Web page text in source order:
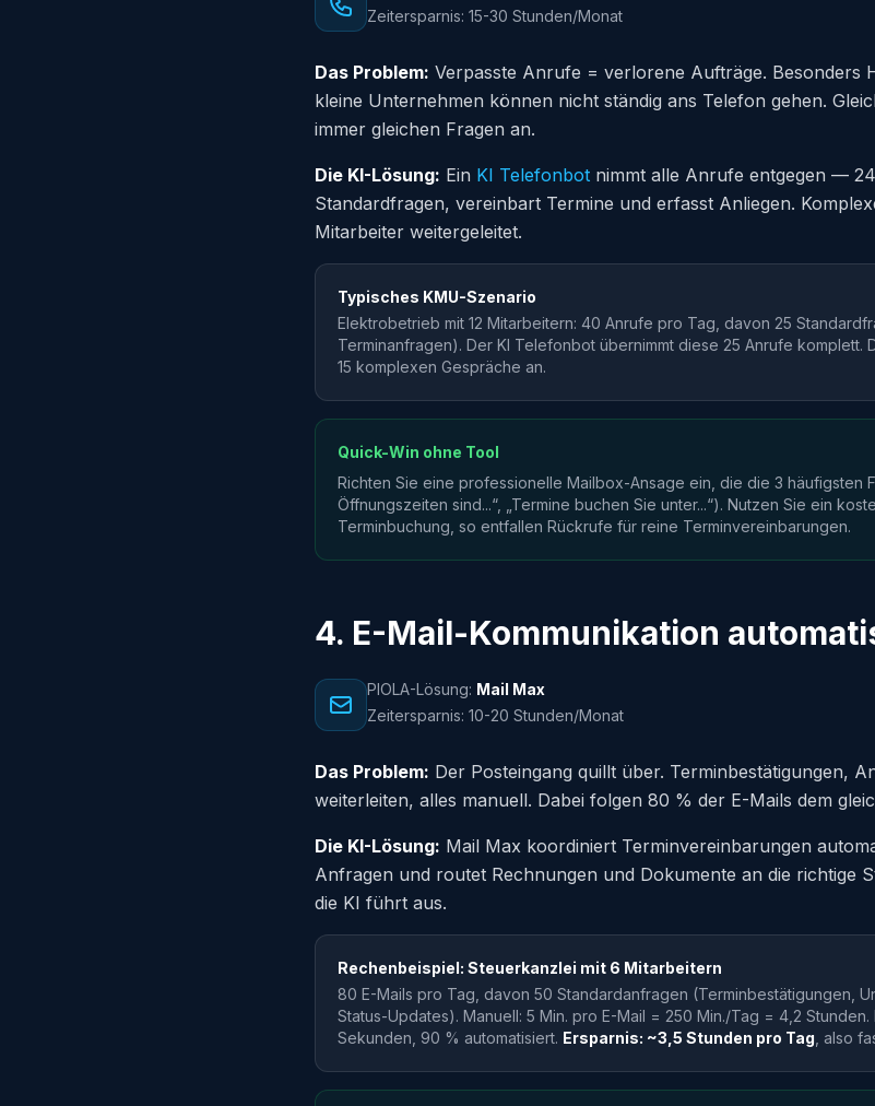
Zeitersparnis: 15-30 Stunden/Monat
Das Problem: Verpasste Anrufe = verlorene Aufträge. Besonders
kleine Unternehmen können nicht ständig ans Telefon gehen.
immer gleichen Fragen an.
Die KI-Lösung: Ein KI Telefonbot nimmt alle Anrufe entgegen —
Standardfragen, vereinbart Termine und erfasst Anliegen.
Mitarbeiter weitergeleitet.
Typisches KMU-Szenario
Elektrobetrieb mit 12 Mitarbeitern: 40 Anrufe pro Tag, davon 25
Terminanfragen). Der KI Telefonbot übernimmt diese 25 Anrufe komplett.
15 komplexen Gespräche an.
Quick-Win ohne Tool
Richten Sie eine professionelle Mailbox-Ansage ein, die die 3 häufigsten
Öffnungszeiten sind...“, „Termine buchen Sie unter...“). Nutzen Sie ein
Terminbuchung, so entfallen Rückrufe für reine Terminvereinbarungen.
4. E-Mail-Kommunikation
PIOLA-Lösung: Mail Max
Zeitersparnis: 10-20 Stunden/Monat
Das Problem: Der Posteingang quillt über. Terminbestätigungen,
weiterleiten, alles manuell. Dabei folgen 80 % der E-Mails dem
Die KI-Lösung: Mail Max koordiniert Terminvereinbarungen
Anfragen und routet Rechnungen und Dokumente an die richtige
die KI führt aus.
Rechenbeispiel: Steuerkanzlei mit 6 Mitarbeitern
80 E-Mails pro Tag, davon 50 Standardanfragen (Terminbestätigungen,
Status-Updates). Manuell: 5 Min. pro E-Mail = 250 Min./Tag = 4,2
Sekunden, 90 % automatisiert. Ersparnis: ~3,5 Stunden pro Tag , also